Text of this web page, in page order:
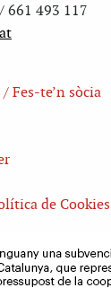
661 493 117
Fes-te’n sòcia
de Cookies